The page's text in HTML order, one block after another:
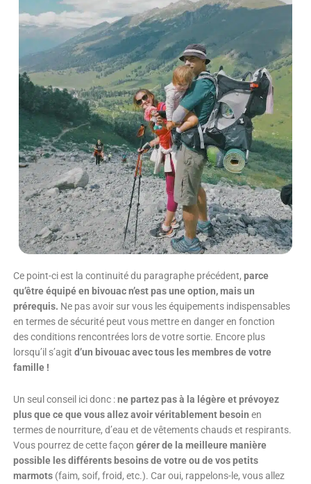
Ce point-ci est la continuité du paragraphe précédent,parce
qu’être équipé en bivouac n’est pas une option, mais un
prérequis. Ne pas avoir sur vous les équipements indispensables
en termes de sécurité peut vous mettre en danger en fonction
des conditions rencontrées lors de votre sortie. Encore plus
lorsqu’il s’agitd’un bivouac avec tous les membres de votre
famille !
Un seul conseil ici donc :ne partez pas à la légère et prévoyez
plus que ce que vous allez avoir véritablement besoin en
termes de nourriture, d’eau et de vêtements chauds et respirants.
Vous pourrez de cette façongérer de la meilleure manière
possible les différents besoins de votre ou de vos petits
marmots (faim, soif, froid, etc.). Car oui, rappelons-le, vous allez